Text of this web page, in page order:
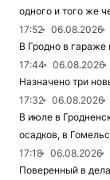
одного и того же
17:52
06.08.2026
В Гродно в гараже
17:44
06.08.2026
Назначено три
17:32
06.08.2026
В июле в
осадков, в
17:18
06.08.2026
Поверенный в